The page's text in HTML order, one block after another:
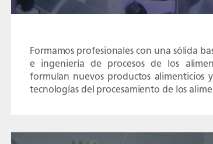
Formamos profesionales con una sólida
e ingeniería de procesos de los
formulan nuevos productos alimenticios
tecnologías del procesamiento de los